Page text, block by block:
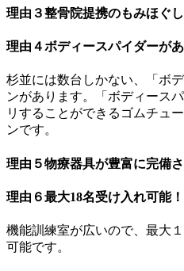
理由３整骨院提携のもみほぐ
理由４ボディースパイダーがあ
杉並には数台しかない、「ボ
ンがあります。「ボディース
リすることができるゴムチュ
ンです。
理由５物療器具が豊富に完備
理由６最大18名受け入れ可能！
機能訓練室が広いので、最大
可能です。